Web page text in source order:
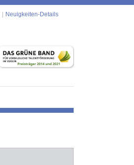
Neuigkeiten-Details